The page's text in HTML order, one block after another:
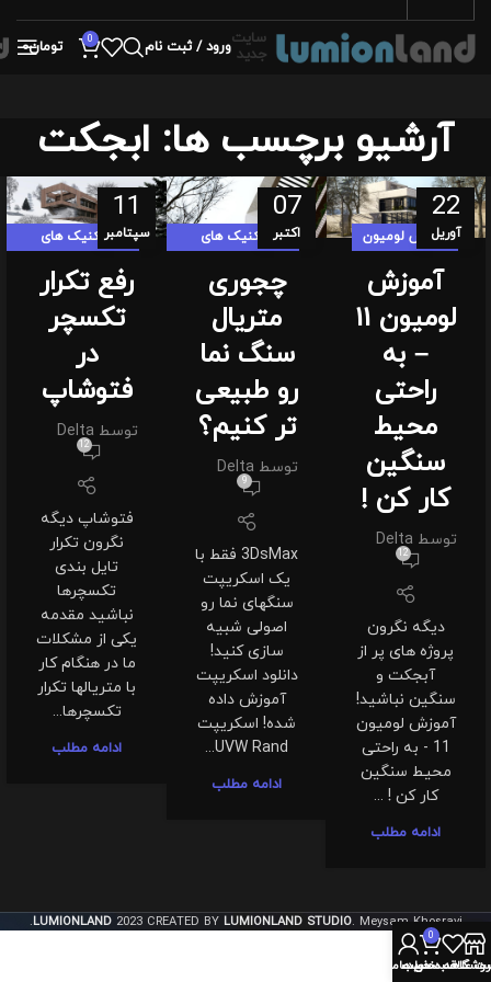
سایت
جدید ورود / ثبت نام 0 تومان0
آرشیو برچسب ها: ابجکت
22
آوریلآموزش لومیون
آموزش
لومیون 11
– به
راحتی
محیط
سنگین
کار کن !
توسط Delta
12
دیگه نگرون
پروژه های پر از
آبجکت و
سنگین نباشید!
آموزش لومیون
11 - به راحتی
محیط سنگین
کار کن ! ...
ادامه مطلب
07
اکتبر
تکنیک های
چجوری
متریال
سنگ نما
رو طبیعی
تر کنیم؟
توسط Delta
9
3DsMax فقط با
یک اسکریپت
سنگهای نما رو
اصولی شبیه
سازی کنید!
دانلود اسکریپت
آموزش داده
شده! اسکریپت
UVW Rand...
ادامه مطلب
11
سپتامبرتکنیک های
رفع تکرار
تکسچر
در
فتوشاپ
توسط Delta
12
فتوشاپ دیگه
نگرون تکرار
تایل بندی
تکسچرها
نباشید مقدمه
یکی از مشکلات
ما در هنگام کار
با متریالها تکرار
تکسچرها...
ادامه مطلب
LUMIONLAND 2023 CREATED BY LUMIONLAND STUDIO. Meysam Khosravi.
علاقه مندی ها
0
سبد خرید
حساب من